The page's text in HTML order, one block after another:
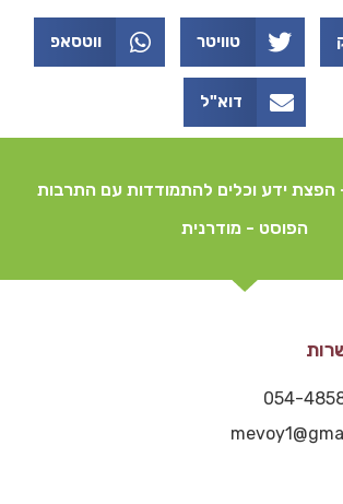
טוויטר ווטסאפ
דוא"ל
הפצת ידע וכלים להתמודדות עם התרבות
הפוסט - מודרנית